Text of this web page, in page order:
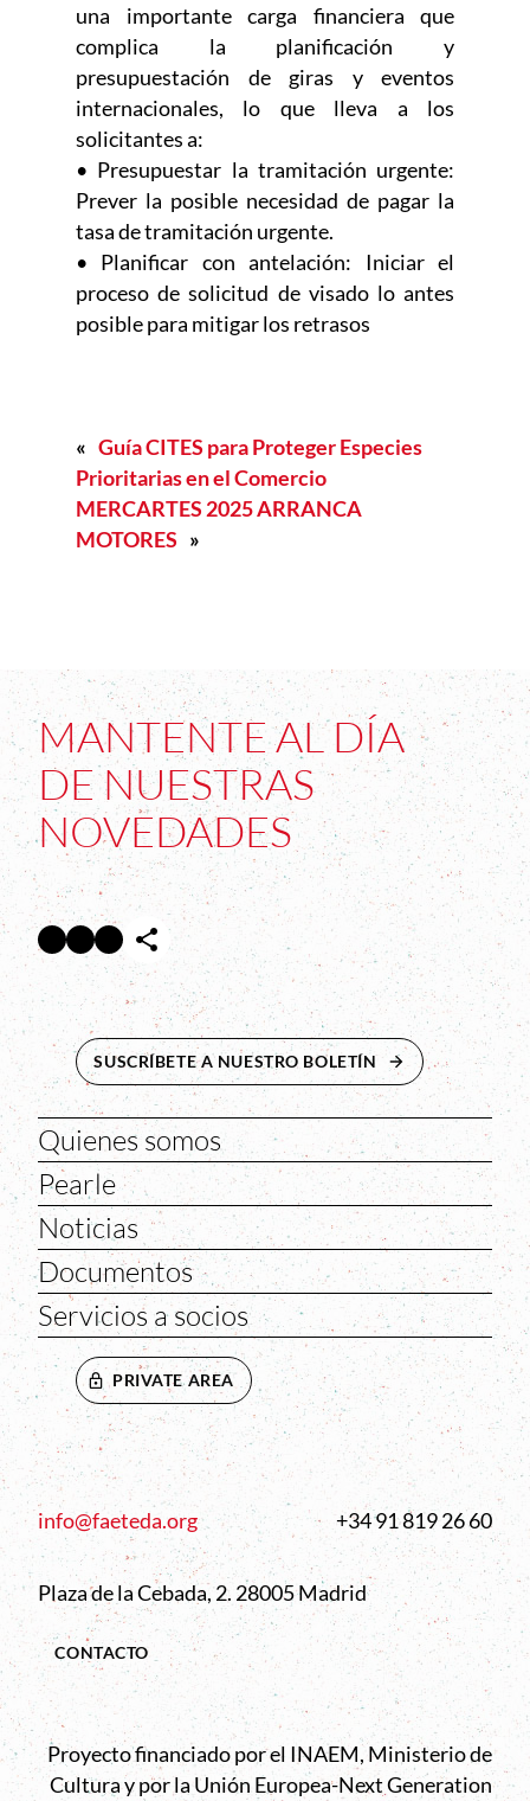
una importante carga financiera que
complica la planificación y
presupuestación de giras y eventos
internacionales, lo que lleva a los
solicitantes a:
• Presupuestar la tramitación urgente:
Prever la posible necesidad de pagar la
tasa de tramitación urgente.
• Planificar con antelación: Iniciar el
proceso de solicitud de visado lo antes
posible para mitigar los retrasos
« Guía CITES para Proteger Especies
Prioritarias en el Comercio
MERCARTES 2025 ARRANCA
MOTORES »
MANTENTE AL DÍA
DE NUESTRAS
NOVEDADES
Facebook Abre en nueva ventana
Twitter Abre en nueva ventana
InstagramAbre en nueva ventana
SUSCRÍBETE A NUESTRO BOLETÍN ABRE EN NUEVA
Quienes somos
Pearle
Noticias
Documentos
Servicios a socios
PRIVATE AREA
info@faeteda.org +34 91 819 26 60
Plaza de la Cebada, 2. 28005 Madrid
CONTACTO
Proyecto financiado por el INAEM, Ministerio de
Cultura y por la Unión Europea-Next Generation